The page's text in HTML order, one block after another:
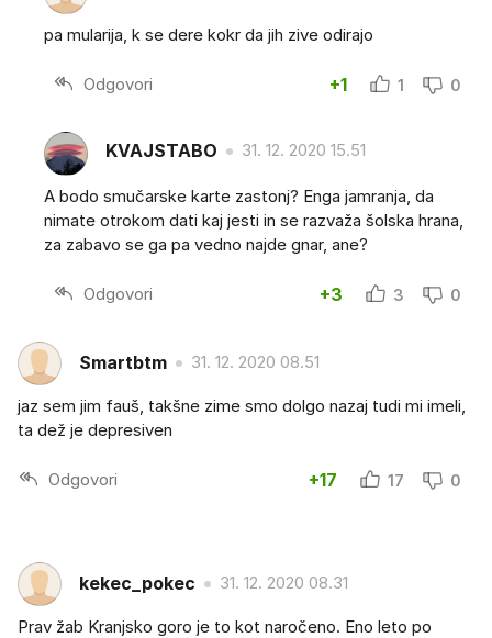
pa mularija, k se dere kokr da jih zive odirajo
Odgovori +1 1 0
KVAJSTABO 31. 12. 2020 15.51
A bodo smučarske karte zastonj? Enga jamranja, da
nimate otrokom dati kaj jesti in se razvaža šolska hrana,
za zabavo se ga pa vedno najde gnar, ane?
Odgovori +3 3 0
Smartbtm 31. 12. 2020 08.51
jaz sem jim fauš, takšne zime smo dolgo nazaj tudi mi imeli,
ta dež je depresiven
Odgovori +17 17 0
kekec_pokec 31. 12. 2020 08.31
Prav žab Kranjsko goro je to kot naročeno. Eno leto po